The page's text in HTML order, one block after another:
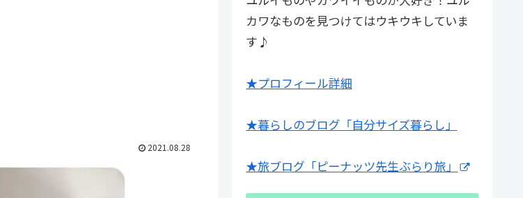
2021.08.28
カワなものを見つけてはウキウキしていま
す♪
★プロフィール詳細
★暮らしのブログ「自分サイズ暮らし」
★旅ブログ「ピーナッツ先生ぶらり旅」